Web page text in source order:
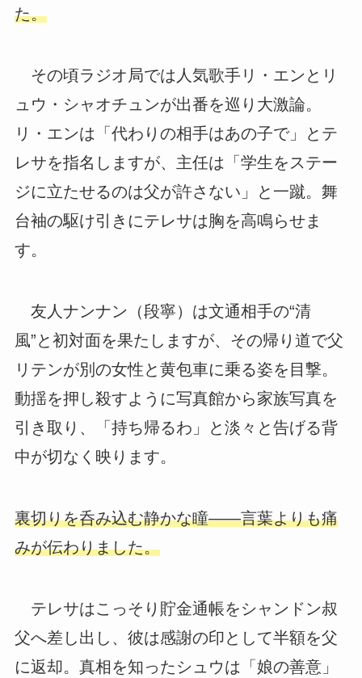
た。
その頃ラジオ局では人気歌手リ・エンとリ
ュウ・シャオチュンが出番を巡り大激論。
リ・エンは「代わりの相手はあの子で」とテ
レサを指名しますが、主任は「学生をステー
ジに立たせるのは父が許さない」と一蹴。舞
台袖の駆け引きにテレサは胸を高鳴らせま
す。
友人ナンナン（段寧）は文通相手の“清
風”と初対面を果たしますが、その帰り道で父
リテンが別の女性と黄包車に乗る姿を目撃。
動揺を押し殺すように写真館から家族写真を
引き取り、「持ち帰るわ」と淡々と告げる背
中が切なく映ります。
裏切りを呑み込む静かな瞳――言葉よりも痛
みが伝わりました。
テレサはこっそり貯金通帳をシャンドン叔
父へ差し出し、彼は感謝の印として半額を父
に返却。真相を知ったシュウは「娘の善意」